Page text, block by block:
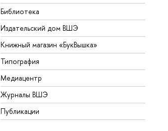
Библиотека
Издательский дом ВШЭ
Книжный магазин «БукВышка»
Типография
Медиацентр
Журналы ВШЭ
Публикации